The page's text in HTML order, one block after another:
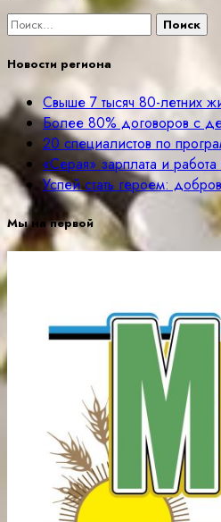
Найти:
Новости региона
Свыше 7 тысяч 80-летних
Более 80% договоров с
20 специалистов по
«Серая» зарплата и
Успей стать героем:
Мы на первой